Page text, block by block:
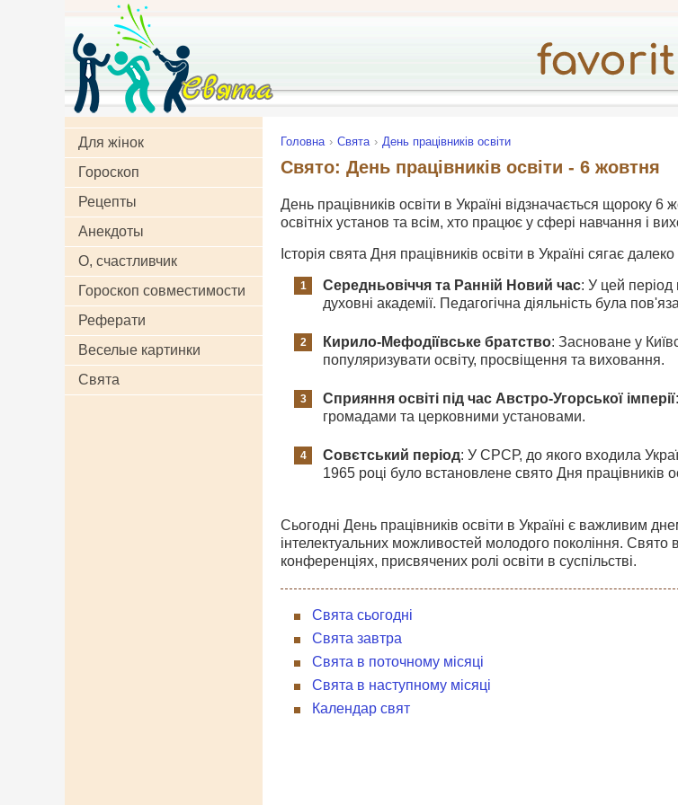
Для жінок
Гороскоп
Рецепты
Анекдоты
О, счастливчик
Гороскоп совместимости
Реферати
Веселые картинки
Свята
Головна Свята День працівників освіти
Свято: День працівників освіти - 6 жовтня
День працівників освіти в Україні відзначається щороку
освітніх установ та всім, хто працює у сфері навчання і
Історія свята Дня працівників освіти в Україні сягає
Середньовіччя та Ранній Новий час: У цей
духовні академії. Педагогічна діяльність була
Кирило-Мефодіївське братство: Засноване у
популяризувати освіту, просвіщення та виховання.
Сприяння освіті під час Австро-Угорської імперії
громадами та церковними установами.
Совєтський період: У СРСР, до якого входила
1965 році було встановлене свято Дня працівників
Сьогодні День працівників освіти в Україні є важливим
інтелектуальних можливостей молодого покоління. Свято
конференціях, присвячених ролі освіти в суспільстві.
Свята сьогодні
Свята завтра
Свята в поточному місяці
Свята в наступному місяці
Календар свят